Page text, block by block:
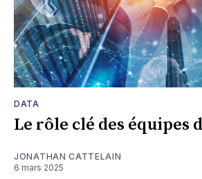
DATA
Le rôle clé des équipes
JONATHAN CATTELAIN
6 mars 2025